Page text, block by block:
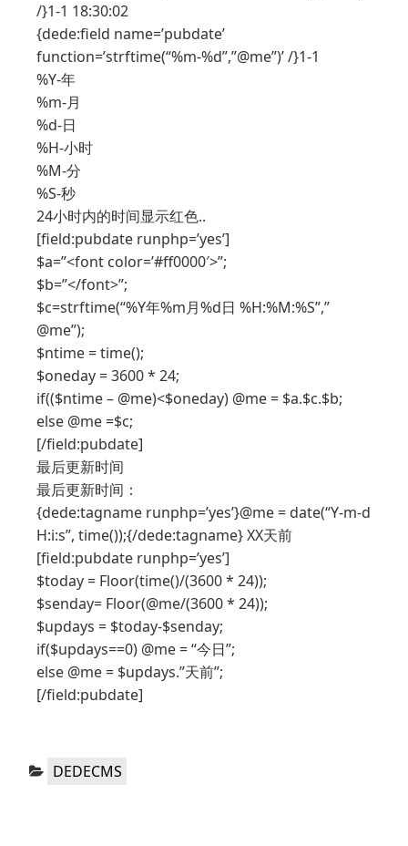
/}1-1 18:30:02
{dede:field name=’pubdate’
function=’strftime(“%m-%d”,”@me”)’ /}1-1
%Y-年
%m-月
%d-日
%H-小时
%M-分
%S-秒
24小时内的时间显示红色..
[field:pubdate runphp=’yes’]
$a=”<font color=’#ff0000′>”;
$b=”</font>”;
$c=strftime(“%Y年%m月%d日 %H:%M:%S”,”
@me”);
$ntime = time();
$oneday = 3600 * 24;
if(($ntime – @me)<$oneday) @me = $a.$c.$b;
else @me =$c;
[/field:pubdate]
最后更新时间
最后更新时间：
{dede:tagname runphp=’yes’}@me = date(“Y-m-d
H:i:s”, time());{/dede:tagname} XX天前
[field:pubdate runphp=’yes’]
$today = Floor(time()/(3600 * 24));
$senday= Floor(@me/(3600 * 24));
$updays = $today-$senday;
if($updays==0) @me = “今日”;
else @me = $updays.”天前”;
[/field:pubdate]
分
DEDECMS